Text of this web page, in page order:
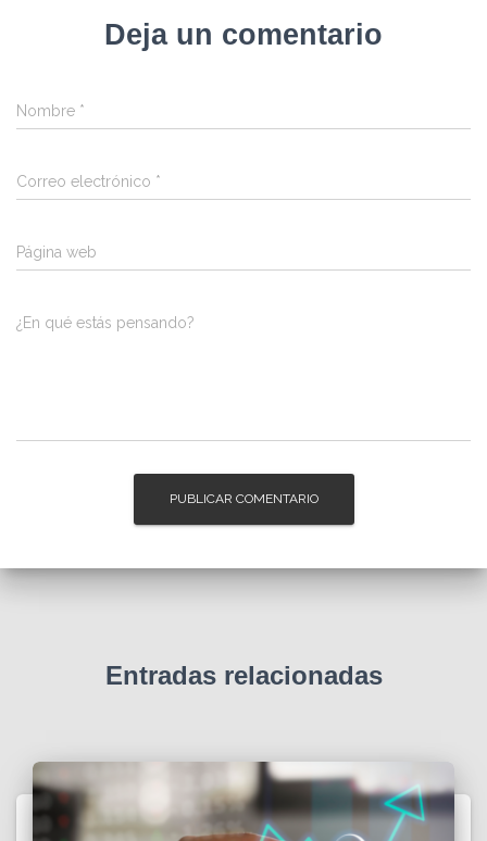
Deja un comentario
Nombre *
Correo electrónico *
Página web
¿En qué estás pensando?
Entradas relacionadas